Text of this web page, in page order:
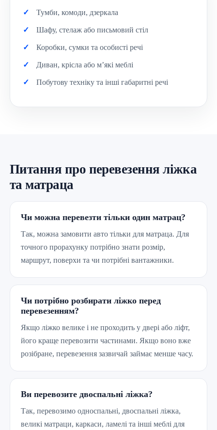
Тумби, комоди, дзеркала
Шафу, стелаж або письмовий стіл
Коробки, сумки та особисті речі
Диван, крісла або м’які меблі
Побутову техніку та інші габаритні речі
Питання про перевезення ліжка
та матраца
Чи можна перевезти тільки один матрац?
Так, можна замовити авто тільки для матраца. Для
точного прорахунку потрібно знати розмір,
маршрут, поверхи та чи потрібні вантажники.
Чи потрібно розбирати ліжко перед
перевезенням?
Якщо ліжко велике і не проходить у двері або ліфт,
його краще перевозити частинами. Якщо воно вже
розібране, перевезення зазвичай займає менше часу.
Ви перевозите двоспальні ліжка?
Так, перевозимо односпальні, двоспальні ліжка,
великі матраци, каркаси, ламелі та інші меблі для